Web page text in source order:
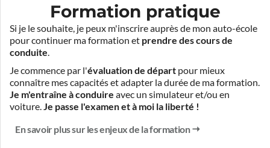
Formation pratique
Si je le souhaite, je peux m'inscrire auprès de mon auto-école
pour continuer ma formation et prendre des cours de
conduite.
Je commence par l'évaluation de départ pour mieux
connaître mes capacités et adapter la durée de ma formation.
Je m'entraîne à conduire avec un simulateur et/ou en
voiture. Je passe l'examen et à moi la liberté !
En savoir plus sur les enjeux de la formation